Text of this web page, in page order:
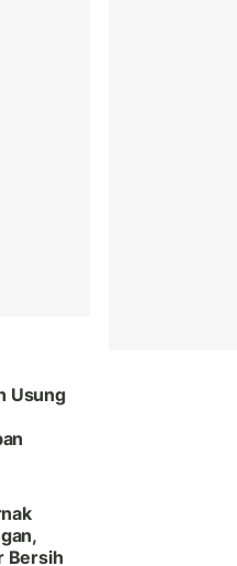
Usung
Bersih